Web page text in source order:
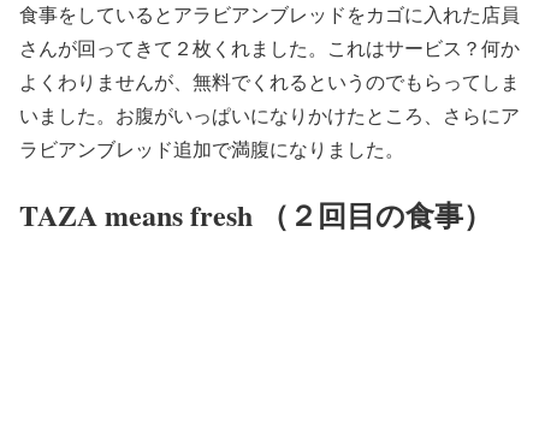
食事をしているとアラビアンブレッドをカゴに入れた店員
さんが回ってきて２枚くれました。これはサービス？何か
よくわりませんが、無料でくれるというのでもらってしま
いました。お腹がいっぱいになりかけたところ、さらにア
ラビアンブレッド追加で満腹になりました。
TAZA means fresh （２回目の食事）